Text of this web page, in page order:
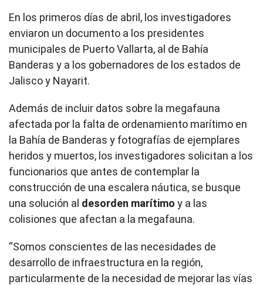
En los primeros días de abril, los investigadores
enviaron un documento a los presidentes
municipales de Puerto Vallarta, al de Bahía
Banderas y a los gobernadores de los estados de
Jalisco y Nayarit.
Además de incluir datos sobre la megafauna
afectada por la falta de ordenamiento marítimo en
la Bahía de Banderas y fotografías de ejemplares
heridos y muertos, los investigadores solicitan a los
funcionarios que antes de contemplar la
construcción de una escalera náutica, se busque
una solución al desorden marítimo y a las
colisiones que afectan a la megafauna.
“Somos conscientes de las necesidades de
desarrollo de infraestructura en la región,
particularmente de la necesidad de mejorar las vías